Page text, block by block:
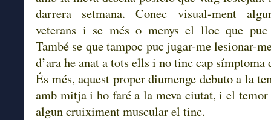
darrera setmana. Conec visual-ment
veterans i se més o menys el lloc que puc
També se que tampoc puc jugar-me lesionar-
d’ara he anat a tots ells i no tinc cap símptoma
És més, aquest proper diumenge debuto a la
amb mitja i ho faré a la meva ciutat, i el
algun cruiximent muscular el tinc.